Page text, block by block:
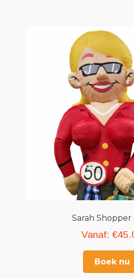
Sarah Shopper
Vanaf: €
Boek nu